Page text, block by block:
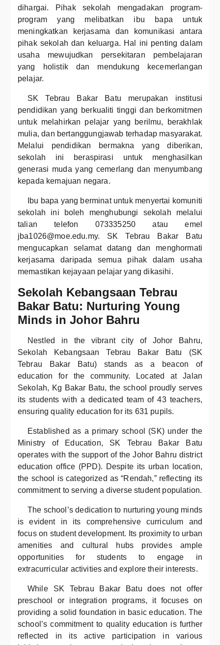
dihargai. Pihak sekolah mengadakan program-
program yang melibatkan ibu bapa untuk
meningkatkan kerjasama dan komunikasi antara
pihak sekolah dan keluarga. Hal ini penting dalam
usaha mewujudkan persekitaran pembelajaran
yang holistik dan mendukung kecemerlangan
pelajar.
SK Tebrau Bakar Batu merupakan institusi
pendidikan yang berkualiti tinggi dan berkomitmen
untuk melahirkan pelajar yang berilmu, berakhlak
mulia, dan bertanggungjawab terhadap masyarakat.
Melalui pendidikan bermakna yang diberikan,
sekolah ini beraspirasi untuk menghasilkan
generasi muda yang cemerlang dan menyumbang
kepada kemajuan negara.
Ibu bapa yang berminat untuk menyertai komuniti
sekolah ini boleh menghubungi sekolah melalui
talian telefon 073335250 atau emel
jba1026@moe.edu.my. SK Tebrau Bakar Batu
mengucapkan selamat datang dan menghormati
kerjasama daripada semua pihak dalam usaha
memastikan kejayaan pelajar yang dikasihi.
Sekolah Kebangsaan Tebrau
Bakar Batu: Nurturing Young
Minds in Johor Bahru
Nestled in the vibrant city of Johor Bahru,
Sekolah Kebangsaan Tebrau Bakar Batu (SK
Tebrau Bakar Batu) stands as a beacon of
education for the community. Located at Jalan
Sekolah, Kg Bakar Batu, the school proudly serves
its students with a dedicated team of 43 teachers,
ensuring quality education for its 631 pupils.
Established as a primary school (SK) under the
Ministry of Education, SK Tebrau Bakar Batu
operates with the support of the Johor Bahru district
education office (PPD). Despite its urban location,
the school is categorized as “Rendah,” reflecting its
commitment to serving a diverse student population.
The school’s dedication to nurturing young minds
is evident in its comprehensive curriculum and
focus on student development. Its proximity to urban
amenities and cultural hubs provides ample
opportunities for students to engage in
extracurricular activities and explore their interests.
While SK Tebrau Bakar Batu does not offer
preschool or integration programs, it focuses on
providing a solid foundation in basic education. The
school’s commitment to quality education is further
reflected in its active participation in various